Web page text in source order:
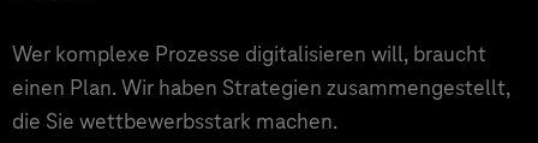
Wer komplexe Prozesse digitalisieren will, braucht
einen Plan. Wir haben Strategien zusammengestellt,
die Sie wettbewerbsstark machen.